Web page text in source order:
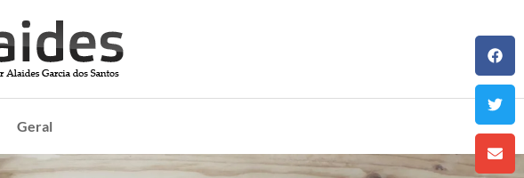
Geral